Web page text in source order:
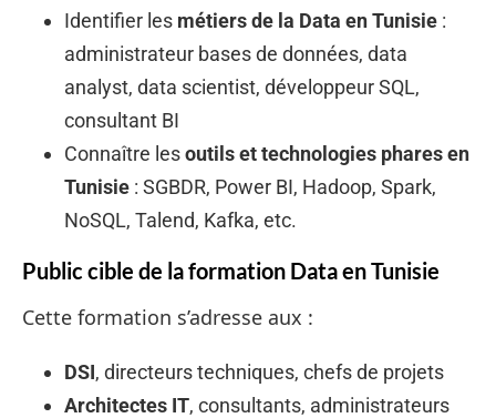
Identifier les métiers de la Data en Tunisie :
administrateur bases de données, data
analyst, data scientist, développeur SQL,
consultant BI
Connaître lesoutils et technologies phares en
Tunisie : SGBDR, Power BI, Hadoop, Spark,
NoSQL, Talend, Kafka, etc.
Public cible de la formation Data en Tunisie
Cette formation s’adresse aux :
DSI, directeurs techniques, chefs de projets
Architectes IT, consultants, administrateurs